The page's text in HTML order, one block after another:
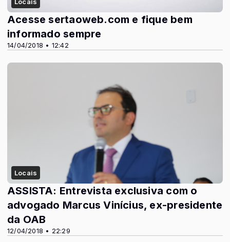
14/04/2018 • 12:42
Acesse sertaoweb.com e fique bem
informado sempre
Locais
12/04/2018 • 22:29
ASSISTA: Entrevista exclusiva com o
advogado Marcus Vinícius, ex-presidente
da OAB